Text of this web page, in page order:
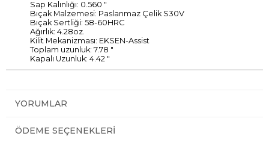
Sap Kalınlığı: 0.560 "
Bıçak Malzemesi: Paslanmaz Çelik S30V
Bıçak Sertliği: 58-60HRC
Ağırlık: 4.28oz.
Kilit Mekanizması: EKSEN-Assist
Toplam uzunluk: 7.78 "
Kapalı Uzunluk: 4.42 "
YORUMLAR
ÖDEME SEÇENEKLERI